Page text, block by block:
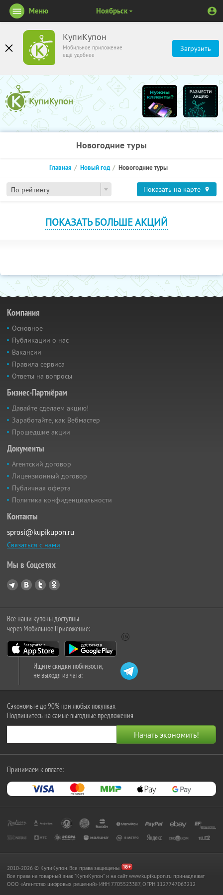
КупиКупон
Мобильное приложение
ещё удобнее
Загрузить
Меню Ноябрьск
Новогодние туры
По рейтингу
Главная Новый год Новогодние туры
Показать на карте
ПОКАЗАТЬ БОЛЬШЕ АКЦИЙ
Компания
Основное
Публикации о нас
Вакансии
Правила сервиса
Ответы на вопросы
Бизнес-Партнёрам
Давайте сделаем акцию!
Заработайте, как Вебмастер
Прошедшие акции
Документы
Агентский договор
Лицензионный договор
Публичная оферта
Политика конфиденциальности
Контакты
sprosi@kupikupon.ru
Связаться с нами
Мы в Соцсетях
Все наши купоны доступны
через Мобильное Приложение:
Ищите скидки поблизости,
не выходя из чата:
Сэкономьте до 90% при любых покупках
Подпишитесь на самые выгодные предложения
Принимаем к оплате:
2010-2026 © КупиКупон. Все права защищены.
Все права на товарный знак "КупиКупон" и на сайт www.kupikupon.ru принадлежат
OOO «Агентство цифровых решений» ИНН 7705523387, ОГРН 1127747063212